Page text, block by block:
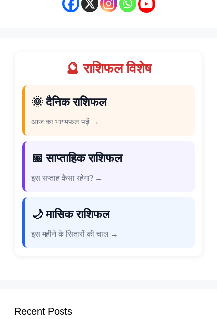
🔮 राशिफल विशेष
🌞 दैनिक राशिफल
आज का भाग्यफल पढ़ें →
📅 साप्ताहिक राशिफल
इस सप्ताह कैसा रहेगा? →
🌙 मासिक राशिफल
इस महीने के सितारों की चाल →
Recent Posts